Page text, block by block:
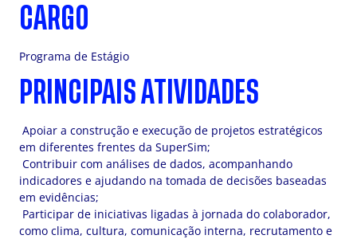
CARGO
Programa de Estágio
PRINCIPAIS ATIVIDADES
Apoiar a construção e execução de projetos estratégicos
em diferentes frentes da SuperSim;
Contribuir com análises de dados, acompanhando
indicadores e ajudando na tomada de decisões baseadas
em evidências;
Participar de iniciativas ligadas à jornada do colaborador,
como clima, cultura, comunicação interna, recrutamento e